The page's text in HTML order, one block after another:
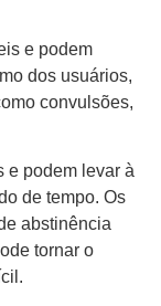
e podem
dos usuários,
convulsões,
e podem levar à
de tempo. Os
abstinência
tornar o